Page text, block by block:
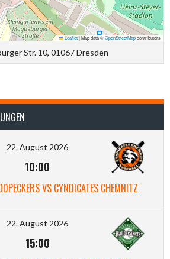
Leaflet|Map data ©OpenStreetMapcontributors
Str. 10, 01067 Dresden
22. August 2026
10:00
VS CYNDICATES CHEMNITZ
22. August 2026
15:00